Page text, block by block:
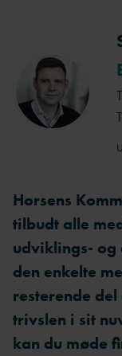
Horsens
tilbudt alle
udviklings-
den enkelte
resterende
trivslen i sit
kan du møde